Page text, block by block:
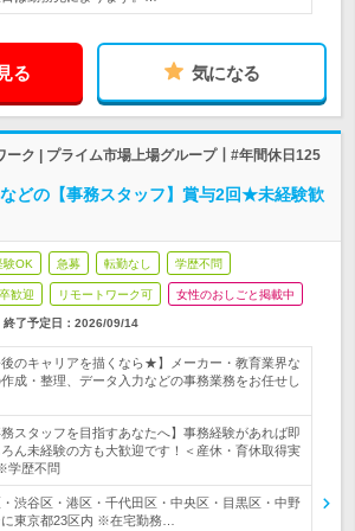
る 気になる
ーク | プライム市場上場グループ┃#年間休日125
どの【事務スタッフ】賞与2回★未経験歓
験OK 急募 転勤なし 学歴不問
歓迎 リモートワーク可 女性のおしごと掲載中
終了予定日： 2026/09/14
のキャリアを描くなら★】メーカー・教育業界な
成・整理、データ入力などの事務業務をお任せし
務スタッフを目指すあなたへ】事務経験があれば即
ん未経験の方も大歓迎です！＜産休・育休取得実
学歴不問
渋谷区・港区・千代田区・中央区・目黒区・中野
に東京都23区内 ※在宅勤務…